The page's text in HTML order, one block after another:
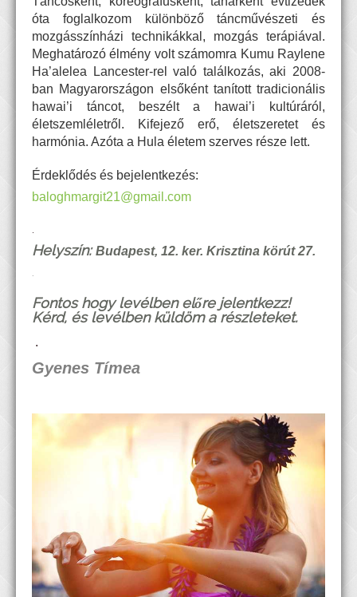
óta foglalkozom különböző táncművészeti és
mozgásszínházi technikákkal, mozgás terápiával.
Meghatározó élmény volt számomra Kumu Raylene
Ha’alelea Lancester-rel való találkozás, aki 2008-
ban Magyarországon elsőként tanított tradicionális
hawai’i táncot, beszélt a hawai’i kultúráról,
életszemléletről. Kifejező erő, életszeretet és
harmónia. Azóta a Hula életem szerves része lett.
Érdeklődés és bejelentkezés:
baloghmargit21@gmail.com
.
Helyszín:Budapest, 12. ker. Krisztina körút 27.
.
Fontos hogy levélben előre jelentkezz!
Kérd, és levélben küldöm a részleteket.
.
Gyenes Tímea